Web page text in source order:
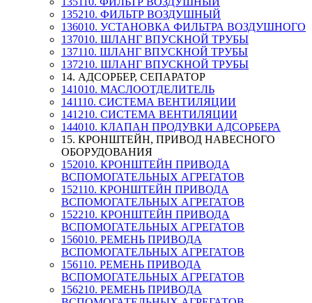
135210. ФИЛЬТР ВОЗДУШНЫЙ
136010. УСТАНОВКА ФИЛЬТРА ВОЗДУШНОГО
137010. ШЛАНГ ВПУСКНОЙ ТРУБЫ
137110. ШЛАНГ ВПУСКНОЙ ТРУБЫ
137210. ШЛАНГ ВПУСКНОЙ ТРУБЫ
14. АДСОРБЕР, СЕПАРАТОР
141010. МАСЛООТДЕЛИТЕЛЬ
141110. СИСТЕМА ВЕНТИЛЯЦИИ
141210. СИСТЕМА ВЕНТИЛЯЦИИ
144010. КЛАПАН ПРОДУВКИ АДСОРБЕРА
15. КРОНШТЕЙН, ПРИВОД НАВЕСНОГО
ОБОРУДОВАНИЯ
152010. КРОНШТЕЙН ПРИВОДА
ВСПОМОГАТЕЛЬНЫХ АГРЕГАТОВ
152110. КРОНШТЕЙН ПРИВОДА
ВСПОМОГАТЕЛЬНЫХ АГРЕГАТОВ
152210. КРОНШТЕЙН ПРИВОДА
ВСПОМОГАТЕЛЬНЫХ АГРЕГАТОВ
156010. РЕМЕНЬ ПРИВОДА
ВСПОМОГАТЕЛЬНЫХ АГРЕГАТОВ
156110. РЕМЕНЬ ПРИВОДА
ВСПОМОГАТЕЛЬНЫХ АГРЕГАТОВ
156210. РЕМЕНЬ ПРИВОДА